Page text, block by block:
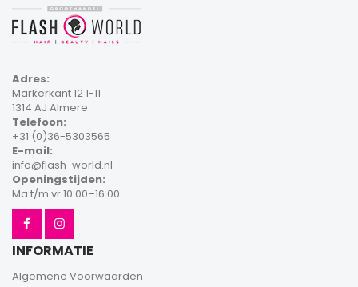
Adres:
Markerkant 12 1-11
1314 AJ Almere
Telefoon:
+31 (0)36-5303565
E-mail:
info@flash-world.nl
Openingstijden:
Ma t/m vr 10.00–16.00
INFORMATIE
Algemene Voorwaarden